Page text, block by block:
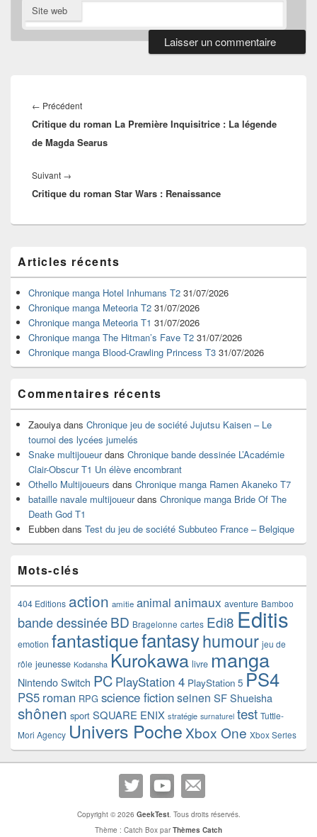
Site web
de
l’article
← PrécédentArticle
précédent :
Critique du roman La Première Inquisitrice : La légende
de Magda Searus
Suivant →
suivant :
Critique du roman Star Wars : Renaissance
principale
de
widget
pour
barre
latérale
Articles récents
Chronique manga Hotel Inhumans T2 31/07/2026
Chronique manga Meteoria T2 31/07/2026
Chronique manga Meteoria T1 31/07/2026
Chronique manga The Hitman’s Fave T2 31/07/2026
Chronique manga Blood-Crawling Princess T3 31/07/2026
Commentaires récents
Zaouiya dans Chronique jeu de société Jujutsu Kaisen – Le
tournoi des lycées jumelés
Snake multijoueurdans Chronique bande dessinée L’Académie
Clair-Obscur T1 Un élève encombrant
Othello Multijoueurs dans Chronique manga Ramen Akaneko T7
bataille navale multijoueurdans Chronique manga Bride Of The
Death God T1
Eubben dans Test du jeu de société Subbuteo France – Belgique
Mots-clés
404 Editions action amitie animal animaux aventure Bamboo
bande dessinéeBD Bragelonne cartes Edi8 Editis
emotion fantastiquefantasyhumour jeu de
rôle jeunesse Kodansha Kurokawa livre manga
Nintendo Switch PC PlayStation 4 PlayStation 5 PS4
PS5 roman RPG science fictionseinen SF Shueisha
shônen sport SQUARE ENIX stratégie surnaturel test Tuttle-
Mori Agency Univers Poche Xbox One Xbox Series
Copyright © 2026 GeekTest. Tous droits réservés.
Thème : Catch Box parThèmes Catch